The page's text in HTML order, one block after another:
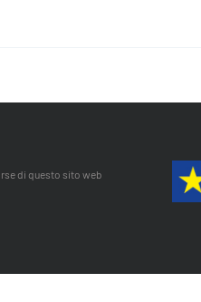
di questo sito web